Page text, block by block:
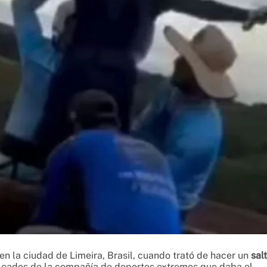
la ciudad de Limeira, Brasil, cuando trató de hacer un